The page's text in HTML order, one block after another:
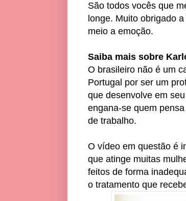
São todos vocês que
longe. Muito obrigado
meio a emoção.
Saiba mais sobre
O brasileiro não é um
Portugal por ser um
que desenvolve em
engana-se quem
de trabalho.
O vídeo em questão é
que atinge muitas
feitos de forma
o tratamento que